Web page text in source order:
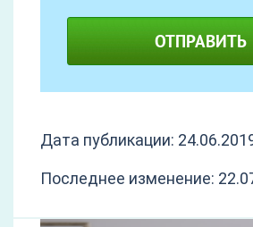
ОТПРАВИТЬ
Дата публикации:
Последнее изменение: